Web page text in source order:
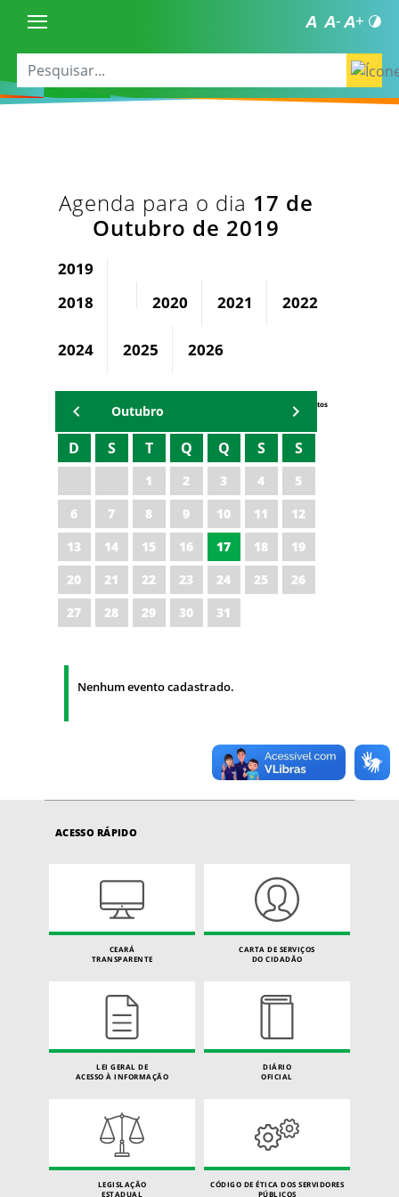
Agenda para o dia 17 de
Outubro de 2019
2019
2018
2020 2021 2022
2024 2025 2026
Eventos
Outubro
D S T Q Q S S
1 2 3 4
5
6
7 8 9 10 11
12
13
14 15 16 17 18
19
20
21 22 23 24 25
26
27
28 29 30 31
Nenhum evento cadastrado.
ACESSO RÁPIDO
CEARÁ
TRANSPARENTE
CARTA DE SERVIÇOS
DO CIDADÃO
LEI GERAL DE
ACESSO À INFORMAÇÃO
DIÁRIO
OFICIAL
LEGISLAÇÃO
ESTADUAL
CÓDIGO DE ÉTICA DOS SERVIDORES
PÚBLICOS